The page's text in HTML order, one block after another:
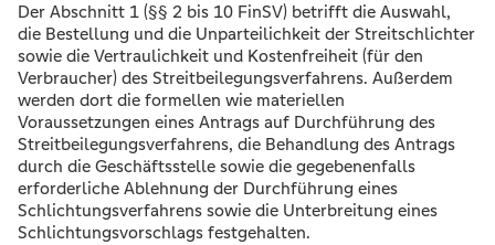
Der Abschnitt 1 (§§ 2 bis 10 FinSV) betrifft die Auswahl,
die Bestellung und die Unparteilichkeit der Streitschlichter
sowie die Vertraulichkeit und Kostenfreiheit (für den
Verbraucher) des Streitbeilegungsverfahrens. Außerdem
werden dort die formellen wie materiellen
Voraussetzungen eines Antrags auf Durchführung des
Streitbeilegungsverfahrens, die Behandlung des Antrags
durch die Geschäftsstelle sowie die gegebenenfalls
erforderliche Ablehnung der Durchführung eines
Schlichtungsverfahrens sowie die Unterbreitung eines
Schlichtungsvorschlags festgehalten.